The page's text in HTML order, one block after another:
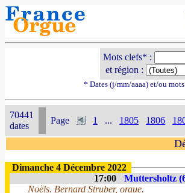
Mots clefs* :
et région :
* Dates (j/mm/aaaa) et/ou
70441
dates
Page 1 ... 1805 1806
Dimanche 4 Décembre 2022
17:00
Muttersholtz
Noëls. Bernard Struber, orgue.